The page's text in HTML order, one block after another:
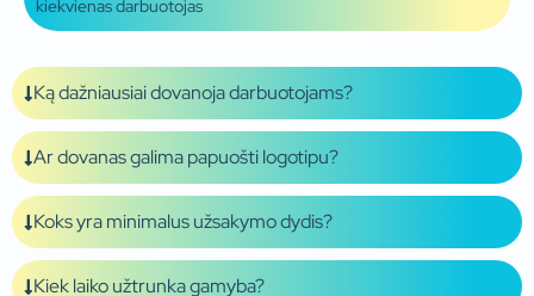
kiekvienas darbuotojas
Ką dažniausiai dovanoja darbuotojams?
Ar dovanas galima papuošti logotipu?
Koks yra minimalus užsakymo dydis?
Kiek laiko užtrunka gamyba?